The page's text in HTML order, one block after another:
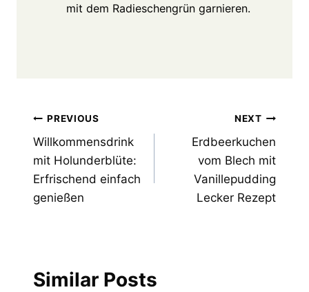
mit dem Radieschengrün garnieren.
Post
navigation
PREVIOUS
Willkommensdrink
mit Holunderblüte:
Erfrischend einfach
genießen
NEXT
Erdbeerkuchen
vom Blech mit
Vanillepudding
Lecker Rezept
Similar Posts